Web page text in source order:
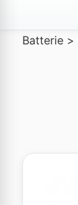
Batterie >